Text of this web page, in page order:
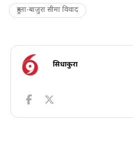
हुम्ला-बाजुरा सीमा विवाद
सिधाकुरा